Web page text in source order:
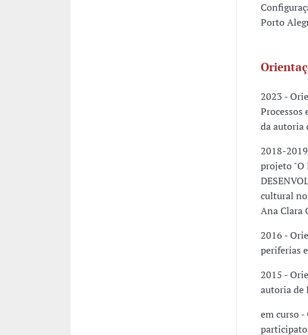
Porto
2023 -
Processos
da autoria
2018-
projeto "O
cultural
Ana Clara
2016 -
periferias
2015 -
autoria de
em curso